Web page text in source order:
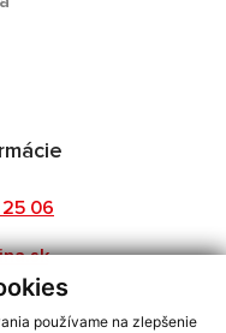
používame na zlepšenie
25 06